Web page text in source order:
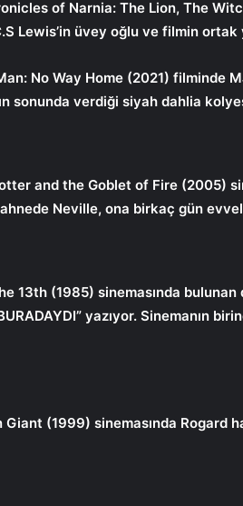
of Narnia: The Lion, The
Lewis’in üvey oğlu ve filmin ortak
No Way Home (2021) filminde
sonunda verdiği siyah dahlia
and the Goblet of Fire (2005)
Neville, ona birkaç gün
13th (1985) sinemasında bulunan
yazıyor. Sinemanın
Giant (1999) sinemasında Rogard